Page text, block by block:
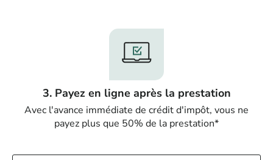
3. Payez en ligne après la prestation
Avec l'avance immédiate de crédit d'impôt, vous ne
payez plus que 50% de la prestation*